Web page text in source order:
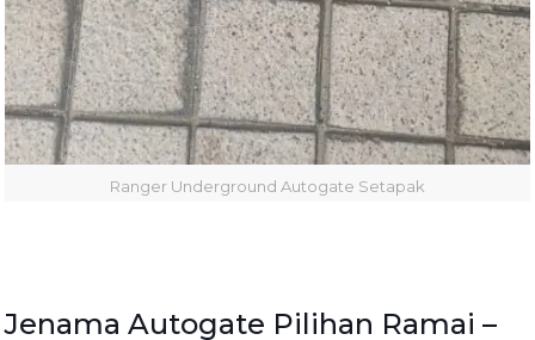
Ranger Underground Autogate Setapak
Jenama Autogate Pilihan Ramai –